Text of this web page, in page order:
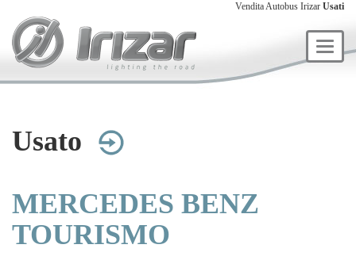
Vendita Autobus Irizar Usati
Usato
MERCEDES BENZ
TOURISMO